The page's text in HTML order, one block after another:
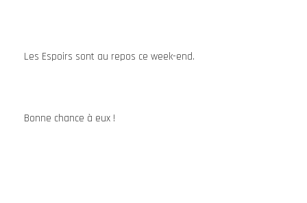
Les Espoirs sont au repos ce week-end.
Bonne chance à eux !